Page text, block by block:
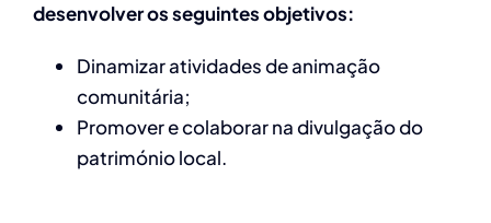
desenvolver os seguintes objetivos:
Dinamizar atividades de animação
comunitária;
Promover e colaborar na divulgação do
património local.